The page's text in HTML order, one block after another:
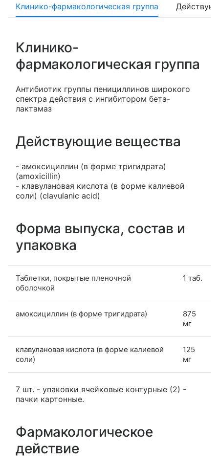
Клинико-фармакологическая группа
Клинико-
фармакологическая группа
Антибиотик группы пенициллинов широкого
спектра действия с ингибитором бета-
лактамаз
Действующие вещества
- амоксициллин (в форме тригидрата)
(amoxicillin)
- клавулановая кислота (в форме калиевой
соли) (clavulanic acid)
Форма выпуска, состав и
упаковка
Таблетки, покрытые пленочной
оболочкой
1 таб.
амоксициллин (в форме тригидрата)
875
мг
клавулановая кислота (в форме калиевой
соли)
125
мг
7 шт. - упаковки ячейковые контурные (2) -
пачки картонные.
Фармакологическое
действие